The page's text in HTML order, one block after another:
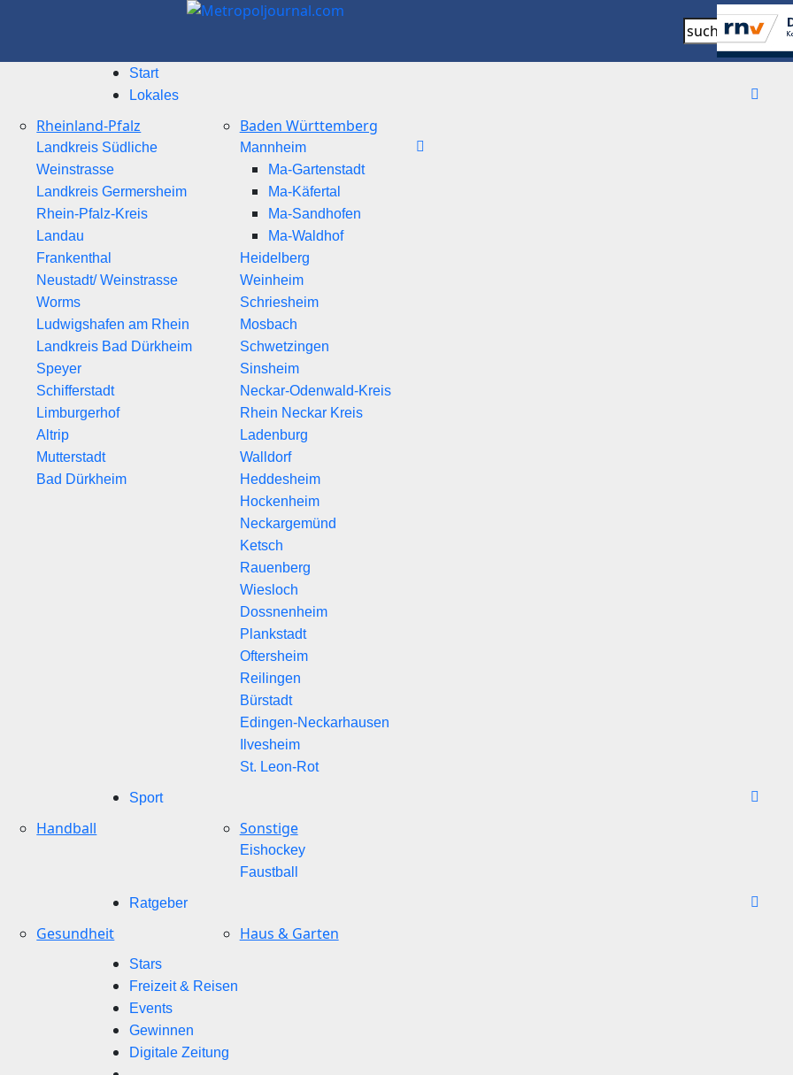
Start
Lokales
Rheinland-Pfalz
Landkreis Südliche
Weinstrasse
Landkreis Germersheim
Rhein-Pfalz-Kreis
Landau
Frankenthal
Neustadt/ Weinstrasse
Worms
Ludwigshafen am Rhein
Landkreis Bad Dürkheim
Speyer
Schifferstadt
Limburgerhof
Altrip
Mutterstadt
Bad Dürkheim
Baden Württemberg
Mannheim
Ma-Gartenstadt
Ma-Käfertal
Ma-Sandhofen
Ma-Waldhof
Heidelberg
Weinheim
Schriesheim
Mosbach
Schwetzingen
Sinsheim
Neckar-Odenwald-Kreis
Rhein Neckar Kreis
Ladenburg
Walldorf
Heddesheim
Hockenheim
Neckargemünd
Ketsch
Rauenberg
Wiesloch
Dossnenheim
Plankstadt
Oftersheim
Reilingen
Bürstadt
Edingen-Neckarhausen
Ilvesheim
St. Leon-Rot
Sport
Handball Sonstige
Eishockey
Faustball
Ratgeber
Gesundheit Haus & Garten
Stars
Freizeit & Reisen
Events
Gewinnen
Digitale Zeitung